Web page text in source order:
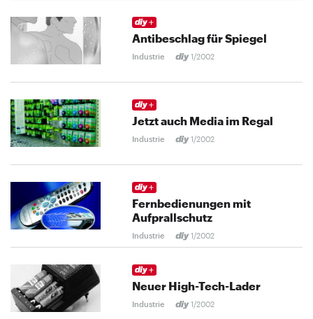
Antibeschlag für Spiegel
Industrie 1/2002
Jetzt auch Media im Regal
Industrie 1/2002
Fernbedienungen mit
Aufprallschutz
Industrie 1/2002
Neuer High-Tech-Lader
Industrie 1/2002